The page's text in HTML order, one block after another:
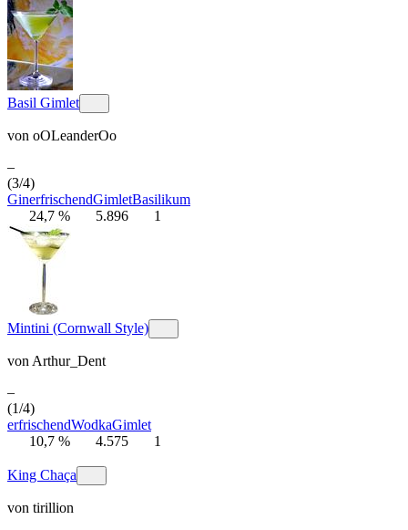
Basil Gimlet
von oOLeanderOo
–
(3/4)
GinerfrischendGimletBasilikum
24,7 %
5.896 1
Mintini (Cornwall Style)
von Arthur_Dent
–
(1/4)
erfrischendWodkaGimlet
10,7 %
4.575 1
King Chaça
von tirillion